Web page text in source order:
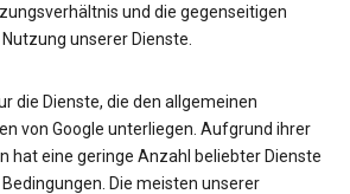
und die gegenseitigen
unserer Dienste.
die Dienste, die den allgemeinen
von Google unterliegen. Aufgrund ihrer
hat eine geringe Anzahl beliebter Dienste
Die meisten unserer